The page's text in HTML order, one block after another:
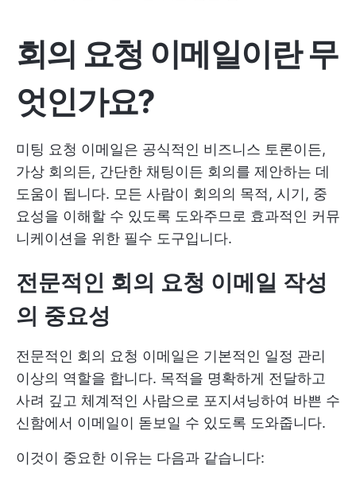
회의 요청 이메일이란 무
엇인가요?
미팅 요청 이메일은 공식적인 비즈니스 토론이든,
가상 회의든, 간단한 채팅이든 회의를 제안하는 데
도움이 됩니다. 모든 사람이 회의의 목적, 시기, 중
요성을 이해할 수 있도록 도와주므로 효과적인 커뮤
니케이션을 위한 필수 도구입니다.
전문적인 회의 요청 이메일 작성
의 중요성
전문적인 회의 요청 이메일은 기본적인 일정 관리
이상의 역할을 합니다. 목적을 명확하게 전달하고
사려 깊고 체계적인 사람으로 포지셔닝하여 바쁜 수
신함에서 이메일이 돋보일 수 있도록 도와줍니다.
이것이 중요한 이유는 다음과 같습니다: